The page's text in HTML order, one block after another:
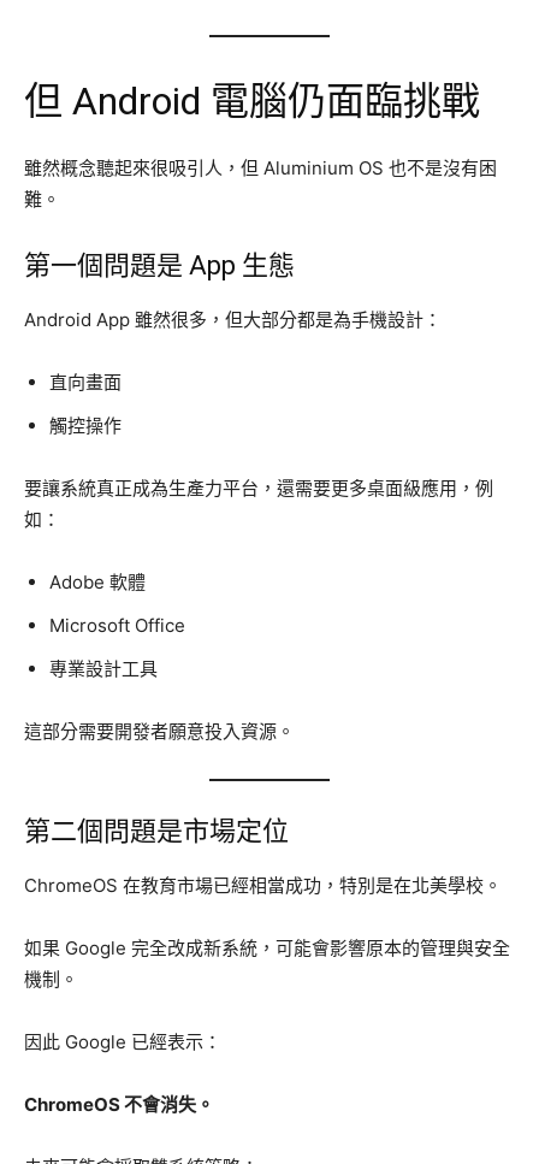
但 Android 電腦仍面臨挑戰
雖然概念聽起來很吸引人，但 Aluminium OS 也不是沒有困
難。
第一個問題是 App 生態
Android App 雖然很多，但大部分都是為手機設計：
直向畫面
觸控操作
要讓系統真正成為生產力平台，還需要更多桌面級應用，例
如：
Adobe 軟體
Microsoft Office
專業設計工具
這部分需要開發者願意投入資源。
第二個問題是市場定位
ChromeOS 在教育市場已經相當成功，特別是在北美學校。
如果 Google 完全改成新系統，可能會影響原本的管理與安全
機制。
因此 Google 已經表示：
ChromeOS 不會消失。